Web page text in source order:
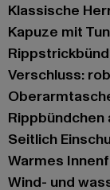
Klassische
Kapuze mit
Verschluss:
Seitlich
Warmes
Wind- und